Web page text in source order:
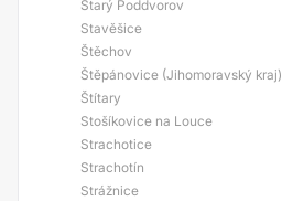
Starý Poddvorov
Stavěšice
Štěchov
Štěpánovice (Jihomoravský kraj)
Štítary
Stošíkovice na Louce
Strachotice
Strachotín
Strážnice